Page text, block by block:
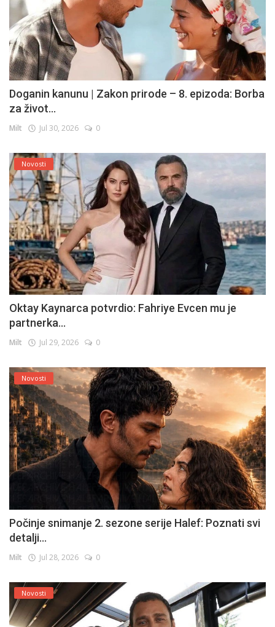
Doganin kanunu | Zakon prirode – 8. epizoda: Borba
za život...
Milt Jul 30, 2026 0
Novosti
Oktay Kaynarca potvrdio: Fahriye Evcen mu je
partnerka...
Milt Jul 29, 2026 0
Novosti
Počinje snimanje 2. sezone serije Halef: Poznati svi
detalji...
Milt Jul 28, 2026 0
Novosti